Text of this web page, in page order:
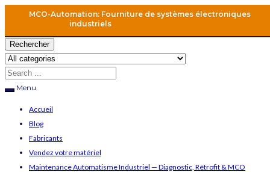
MCO-Automation: Fourniture de systèmes électroniques
industriels
Rechercher
Menu
Accueil
Blog
Fabricants
Vendez votre matériel
Maintenance Automatisme Industriel — Diagnostic, Rétrofit & MCO